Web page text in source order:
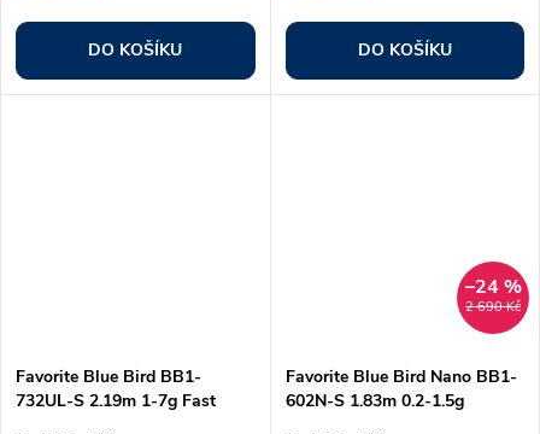
DO KOŠÍKU DO KOŠÍKU
Favorite Blue Bird BB1-
732UL-S 2.19m 1-7g Fast
2 690 Kč
–24 %
Favorite Blue Bird Nano BB1-
602N-S 1.83m 0.2-1.5g